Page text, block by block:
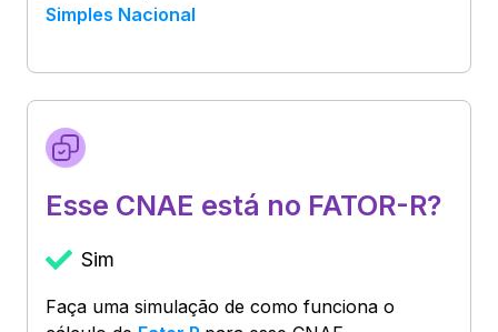
Simples Nacional
Esse CNAE está no FATOR-R?
Sim
Faça uma simulação de como funciona o